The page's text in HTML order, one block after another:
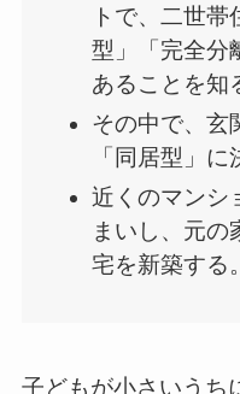
トで、二世
型」「完全分
あることを知
その中で、玄
「同居型」に
近くのマンシ
まいし、元の
宅を新築する。
子どもが小さいうち